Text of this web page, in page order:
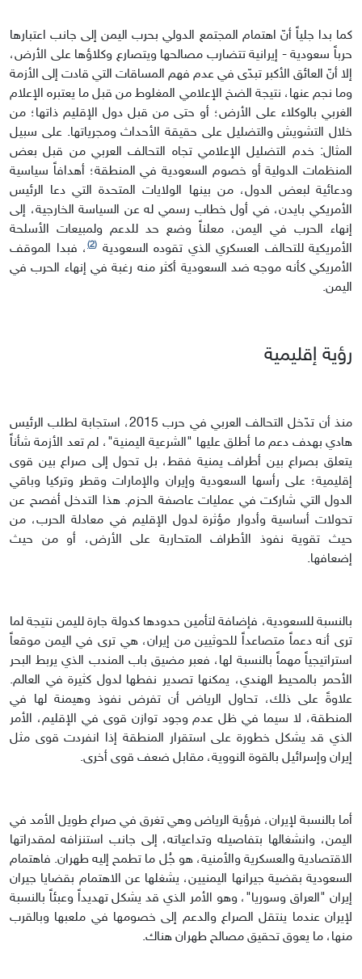
كما بدا جلياً أنّ اهتمام المجتمع الدولي بحرب اليمن إلى جانب اعتبارها
حرباً سعودية - إيرانية تتضارب مصالحها ويتصارع وكلاؤها على الأرض،
إلا أنّ العائق الأكبر تبدّى في عدم فهم المساقات التي قادت إلى الأزمة
وما نجم عنها، نتيجة الضخ الإعلامي المغلوط من قبل ما يعتبره الإعلام
الغربي بالوكلاء على الأرض؛ أو حتى من قبل دول الإقليم ذاتها؛ من
خلال التشويش والتضليل على حقيقة الأحداث ومجرياتها. على سبيل
المثال: خدم التضليل الإعلامي تجاه التحالف العربي من قبل بعض
المنظمات الدولية أو خصوم السعودية في المنطقة؛ أهدافاً سياسية
ودعائية لبعض الدول، من بينها الولايات المتحدة التي دعا الرئيس
الأمريكي بايدن، في أول خطاب رسمي له عن السياسة الخارجية، إلى
إنهاء الحرب في اليمن، معلناً وضع حد للدعم ولمبيعات الأسلحة
الأمريكية للتحالف العسكري الذي تقوده السعودية (2)
، فبدا الموقف
الأمريكي كأنه موجه ضد السعودية أكثر منه رغبة في إنهاء الحرب في
اليمن.
رؤية إقليمية
منذ أن تدّخل التحالف العربي في حرب 2015، استجابة لطلب الرئيس
هادي بهدف دعم ما أطلق عليها "الشرعية اليمنية"، لم تعد الأزمة شأناً
يتعلق بصراع بين أطراف يمنية فقط، بل تحول إلى صراع بين قوى
إقليمية؛ على رأسها السعودية وإيران والإمارات وقطر وتركيا وباقي
الدول التي شاركت في عمليات عاصفة الحزم. هذا التدخل أفصح عن
تحولات أساسية وأدوار مؤثرة لدول الإقليم في معادلة الحرب، من
حيث تقوية نفوذ الأطراف المتحاربة على الأرض، أو من حيث
إضعافها.
بالنسبة للسعودية، فإضافة لتأمين حدودها كدولة جارة لليمن نتيجة لما
ترى أنه دعماً متصاعداً للحوثيين من إيران، هي ترى في اليمن موقعاً
استراتيجياً مهماً بالنسبة لها، فعبر مضيق باب المندب الذي يربط البحر
الأحمر بالمحيط الهندي، يمكنها تصدير نفطها لدول كثيرة في العالم.
علاوةً على ذلك، تحاول الرياض أن تفرض نفوذ وهيمنة لها في
المنطقة، لا سيما في ظل عدم وجود توازن قوى في الإقليم، الأمر
الذي قد يشكل خطورة على استقرار المنطقة إذا انفردت قوى مثل
إيران وإسرائيل بالقوة النووية، مقابل ضعف قوى أخرى.
أما بالنسبة لإيران، فرؤية الرياض وهي تغرق في صراع طويل الأمد في
اليمن، وانشغالها بتفاصيله وتداعياته، إلى جانب استنزافه لمقدراتها
الاقتصادية والعسكرية والأمنية، هو جُل ما تطمح إليه طهران. فاهتمام
السعودية بقضية جيرانها اليمنيين، يشغلها عن الاهتمام بقضايا جيران
إيران "العراق وسوريا"، وهو الأمر الذي قد يشكل تهديداً وعبئاً بالنسبة
لإيران عندما ينتقل الصراع والدعم إلى خصومها في ملعبها وبالقرب
منها، ما يعوق تحقيق مصالح طهران هناك.